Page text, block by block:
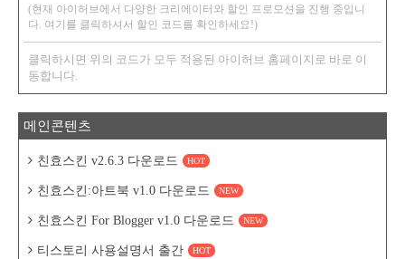
(현재 아이허브에서 다양한 크리에이터와 할인 프로모션을 진행 중입니
다. 여기를 클릭하셔서 할인 코드를 확인하세요!)
클릭하시면 위의 코드가 모두 적용된 아이허브 홈페이지로 바로 이
동합니다.
메인콘텐츠
친효스킨 v2.6.3 다운로드 HOT
친효스킨:아트북 v1.0 다운로드 NEW
친효스킨 For Blogger v1.0 다운로드 NEW
티스토리 사용설명서 출간 HOT